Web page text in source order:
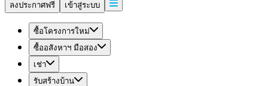
ลงประกาศฟรี เข้าสู่ระบบ
ซื้อโครงการใหม่
ซื้ออสังหาฯ มือสอง
เช่า
รับสร้างบ้าน